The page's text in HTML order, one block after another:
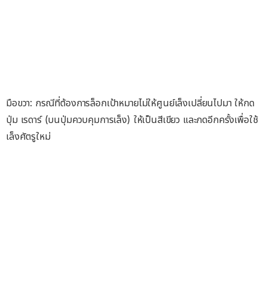
มือขวา: กรณีที่ต้องการล็อกเป้าหมายไม่ให้ศูนย์เล็งเปลี่ยนไปมา ให้กด
ปุ่ม เรดาร์ (บนปุ่มควบคุมการเล็ง) ให้เป็นสีเขียว และกดอีกครั้งเพื่อใช้
เล็งศัตรูใหม่